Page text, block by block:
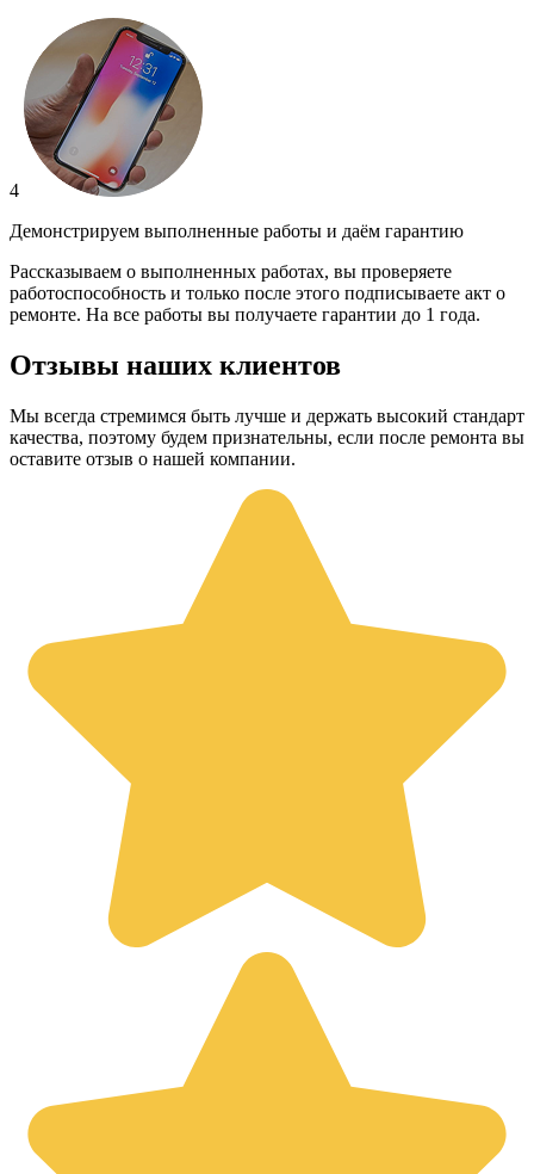
4
Демонстрируем выполненные работы и даём гарантию
Рассказываем о выполненных работах, вы проверяете
работоспособность и только после этого подписываете акт о
ремонте. На все работы вы получаете гарантии до 1 года.
Отзывы наших клиентов
Мы всегда стремимся быть лучше и держать высокий стандарт
качества, поэтому будем признательны, если после ремонта вы
оставите отзыв о нашей компании.